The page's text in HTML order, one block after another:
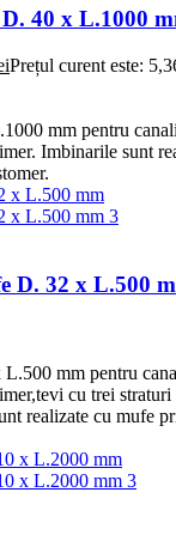
40 x L.1000
Prețul curent este:
mm pentru
Imbinarile sunt
D. 32 x L.500
mm pentru
cu trei straturi
realizate cu mufe